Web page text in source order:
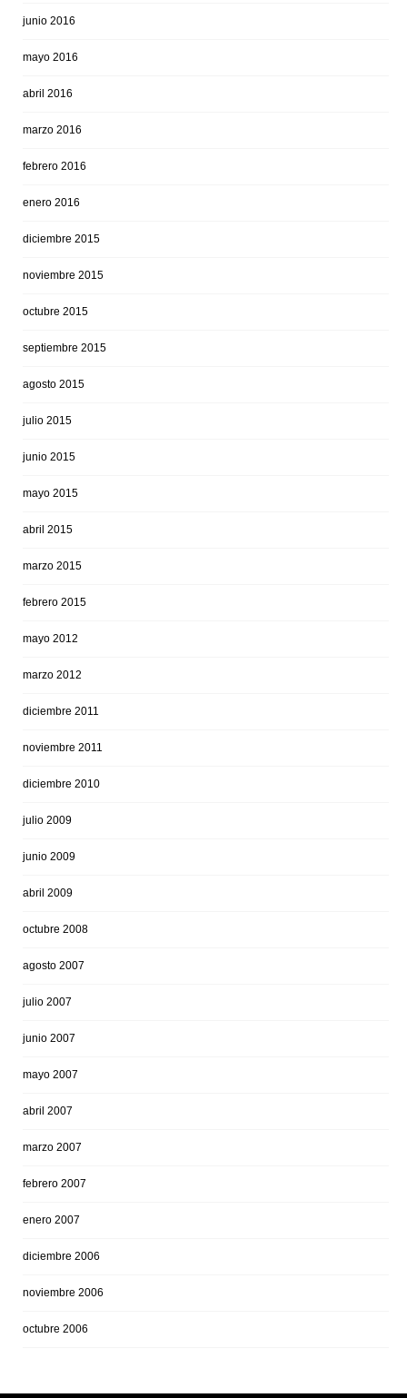
junio 2016
mayo 2016
abril 2016
marzo 2016
febrero 2016
enero 2016
diciembre 2015
noviembre 2015
octubre 2015
septiembre 2015
agosto 2015
julio 2015
junio 2015
mayo 2015
abril 2015
marzo 2015
febrero 2015
mayo 2012
marzo 2012
diciembre 2011
noviembre 2011
diciembre 2010
julio 2009
junio 2009
abril 2009
octubre 2008
agosto 2007
julio 2007
junio 2007
mayo 2007
abril 2007
marzo 2007
febrero 2007
enero 2007
diciembre 2006
noviembre 2006
octubre 2006